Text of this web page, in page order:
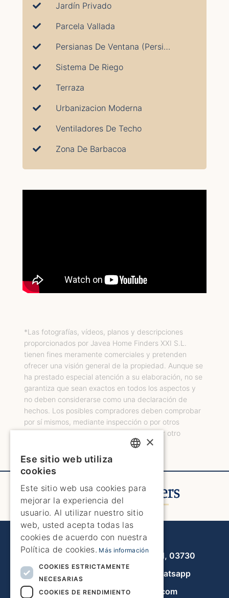
Jardín Privado
Parcela Vallada
Persianas De Ventana (Persianas)
Sistema De Riego
Terraza
Urbanizacion Moderna
Ventiladores De Techo
Zona De Barbacoa
*Las fotografías, vídeos, planos y descripciones
proporcionados por Javea Home Finders XXI S.L.
tienen fines meramente comerciales y pretenden
ofrecer una visión general de la propiedad. Aunque se
ha prestado especial atención a su elaboración, no se
garantiza que sean exactos en todos los aspectos y
no deben considerarse como una declaración de
hechos. Los posibles compradores deben comprobar
por sí mismos, mediante inspección o por otros
medios, el estado, las medidas y cualquier otro
Javea Home Finders
Avenida de la Libertad 19, local 11, 03730
Whatsapp
info@javeahomefinders.com
SPANISH
GERMAN
FRENCH
×
Ese sitio web utiliza
cookies
Este sitio web usa cookies para
mejorar la experiencia del
usuario. Al utilizar nuestro sitio
web, usted acepta todas las
cookies de acuerdo con nuestra
Política de cookies. Más información
COOKIES ESTRICTAMENTE
NECESARIAS
COOKIES DE RENDIMIENTO